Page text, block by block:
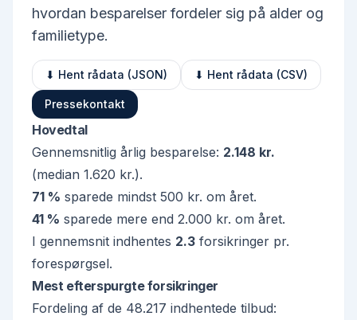
hvordan besparelser fordeler sig på alder og
familietype.
⬇ Hent rådata (JSON) ⬇ Hent rådata (CSV)
Pressekontakt
Hovedtal
Gennemsnitlig årlig besparelse: 2.148 kr.
(median 1.620 kr.).
71 % sparede mindst 500 kr. om året.
41 % sparede mere end 2.000 kr. om året.
I gennemsnit indhentes 2.3 forsikringer pr.
forespørgsel.
Mest efterspurgte forsikringer
Fordeling af de 48.217 indhentede tilbud: